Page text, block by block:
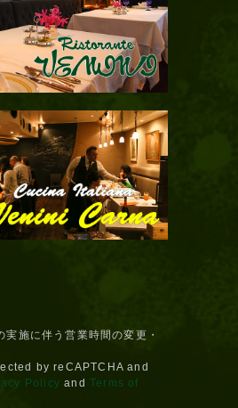
by reCAPTCHA and
Policy andTerms of